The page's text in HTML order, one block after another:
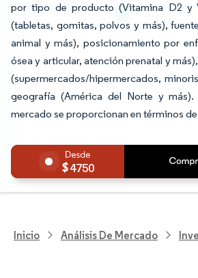
por tipo de producto (Vitamina D2 y
(tabletas, gomitas, polvos y más),
animal y más), posicionamiento por
ósea y articular, atención prenatal y
(supermercados/hipermercados,
geografía (América del Norte y
mercado se proporcionan en términos de
4750
Inicio Análisis De Mercado